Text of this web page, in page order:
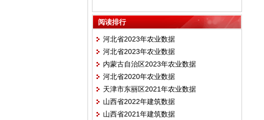
阅读排行
河北省2023年农业数据
河北省2023年农业数据
内蒙古自治区2023年农业数据
河北省2020年农业数据
天津市东丽区2021年农业数据
山西省2022年建筑数据
山西省2021年建筑数据